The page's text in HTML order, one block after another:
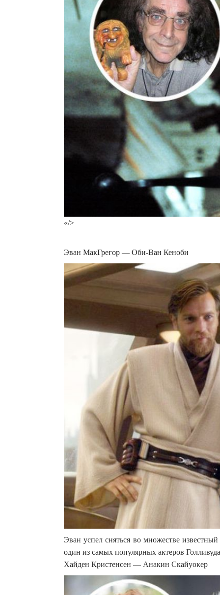
«/>
Эван МакГрегор — Оби-Ван Кеноби
Эван успел сняться во множестве
один из самых популярных актеров
Хайден Кристенсен — Анакин Скайуокер